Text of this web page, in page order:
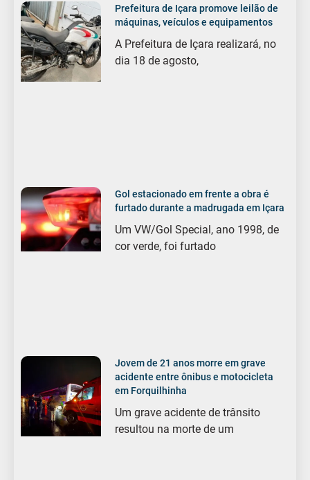
Prefeitura de Içara promove leilão de
máquinas, veículos e equipamentos
A Prefeitura de Içara realizará, no
dia 18 de agosto,
Gol estacionado em frente a obra é
furtado durante a madrugada em Içara
Um VW/Gol Special, ano 1998, de
cor verde, foi furtado
Jovem de 21 anos morre em grave
acidente entre ônibus e motocicleta
em Forquilhinha
Um grave acidente de trânsito
resultou na morte de um